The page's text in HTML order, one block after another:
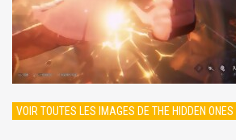
VOIR TOUTES LES IMAGES DE THE HIDDEN ONES